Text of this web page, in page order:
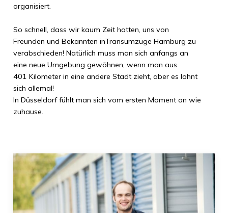
organisiert.
So schnell, dass wir kaum Zeit hatten, uns von
Freunden und Bekannten inTransumzüge Hamburg zu
verabschieden! Natürlich muss man sich anfangs an
eine neue Umgebung gewöhnen, wenn man aus
401 Kilometerin eine andere Stadt zieht, aber es lohnt
sich allemal!
In Düsseldorffühlt man sich vom ersten Moment an wie
zuhause.